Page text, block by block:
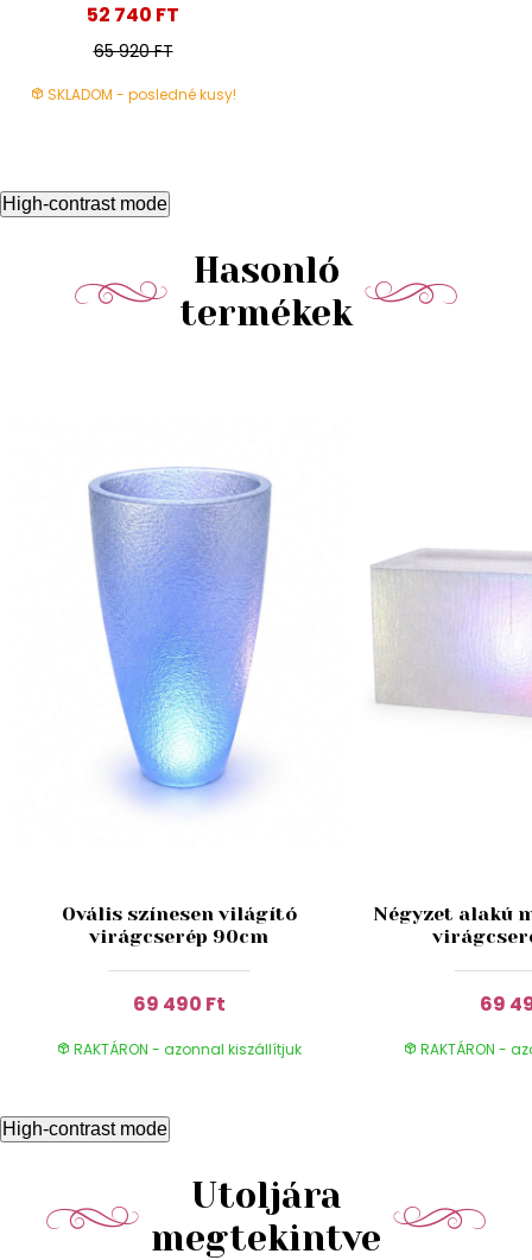
52 740 FT
65 920 FT
SKLADOM - posledné kusy!
High-contrast mode
Hasonló
termékek
Ovális színesen világító
virágcserép 90cm
69 490 Ft
RAKTÁRON - azonnal kiszállítjuk
Négyzet alakú
69
RAKTÁRON -
High-contrast mode
Utoljára
megtekintve